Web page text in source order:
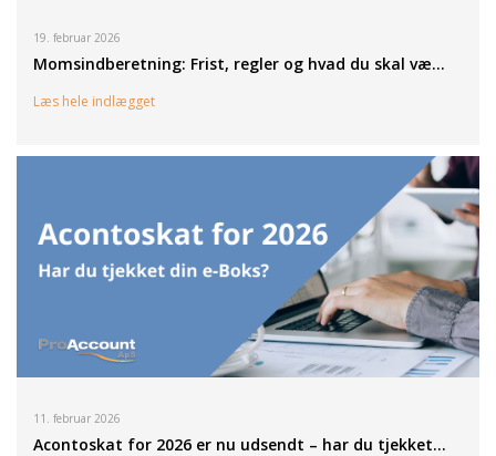
19. februar 2026
Momsindberetning: Frist, regler og hvad du skal væ…
Læs hele indlægget
11. februar 2026
Acontoskat for 2026 er nu udsendt – har du tjekket…